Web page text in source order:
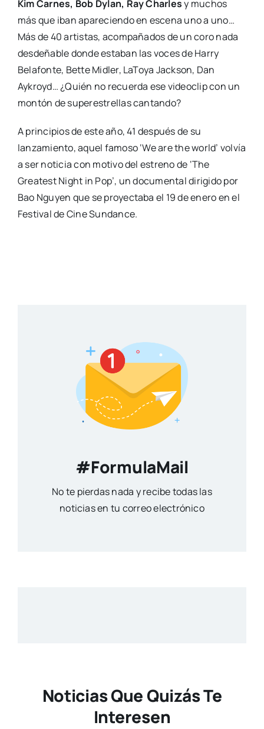
Kim Carnes, Bob Dylan, Ray Charlesy muchos
más que iban apareciendo en escena uno a uno…
Más de 40 artistas, acompañados de un coro nada
desdeñable donde estaban las voces de Harry
Belafonte, Bette Midler, LaToya Jackson, Dan
Aykroyd… ¿Quién no recuerda ese videoclip con un
montón de superestrellas cantando?
A principios de este año, 41 después de su
lanzamiento, aquel famoso ‘We are the world’ volvía
a ser noticia con motivo del estreno de ‘The
Greatest Night in Pop’, un documental dirigido por
Bao Nguyen que se proyectaba el 19 de enero en el
Festival de Cine Sundance.
#FormulaMail
No te pierdas nada y recibe todas las
noticias en tu correo electrónico
Noticias Que Quizás Te
Interesen